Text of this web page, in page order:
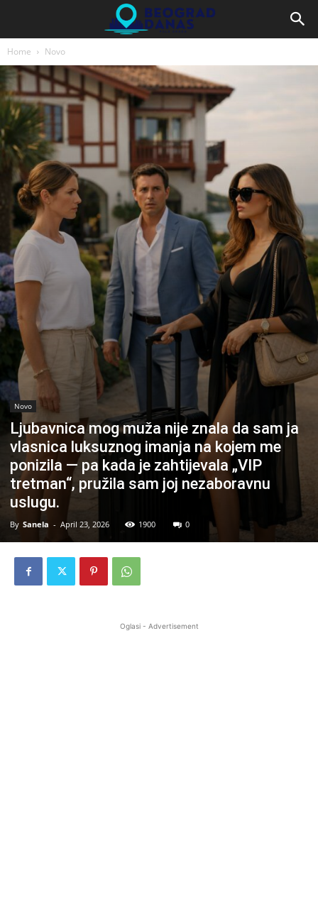
Home Novo
Novo
Ljubavnica mog muža nije znala da sam ja
vlasnica luksuznog imanja na kojem me
ponizila — pa kada je zahtijevala „VIP
tretman“, pružila sam joj nezaboravnu
uslugu.
By Sanela - April 23, 2026 1900 0
Oglasi - Advertisement